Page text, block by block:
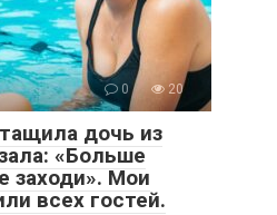
0 20
дочь из
«Больше
заходи». Мои
всех гостей.